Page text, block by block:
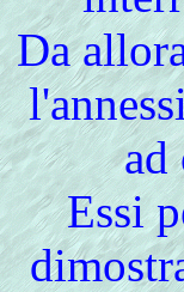
Da
ad
Essi